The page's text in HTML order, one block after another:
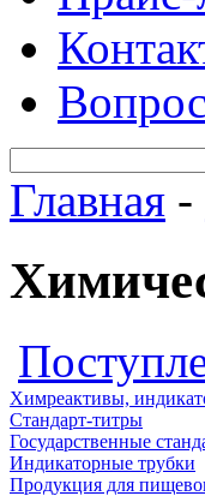
Главная -
Химреактивы,
Стандарт-титры
Государственные
Индикаторные трубки
Продукция для